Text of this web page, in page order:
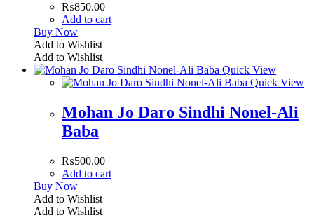
₨850.00
Add to cart
Buy Now
Add to Wishlist
Add to Wishlist
Quick View
Quick View
Mohan Jo Daro Sindhi Nonel-Ali
Baba
₨500.00
Add to cart
Buy Now
Add to Wishlist
Add to Wishlist